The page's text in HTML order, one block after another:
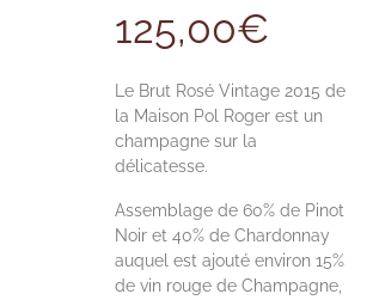
125,00€
Le Brut Rosé Vintage 2015 de
la Maison Pol Roger est un
champagne sur la
délicatesse.
Assemblage de 60% de Pinot
Noir et 40% de Chardonnay
auquel est ajouté environ 15%
de vin rouge de Champagne,